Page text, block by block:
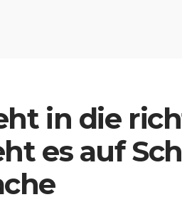
in die
es auf